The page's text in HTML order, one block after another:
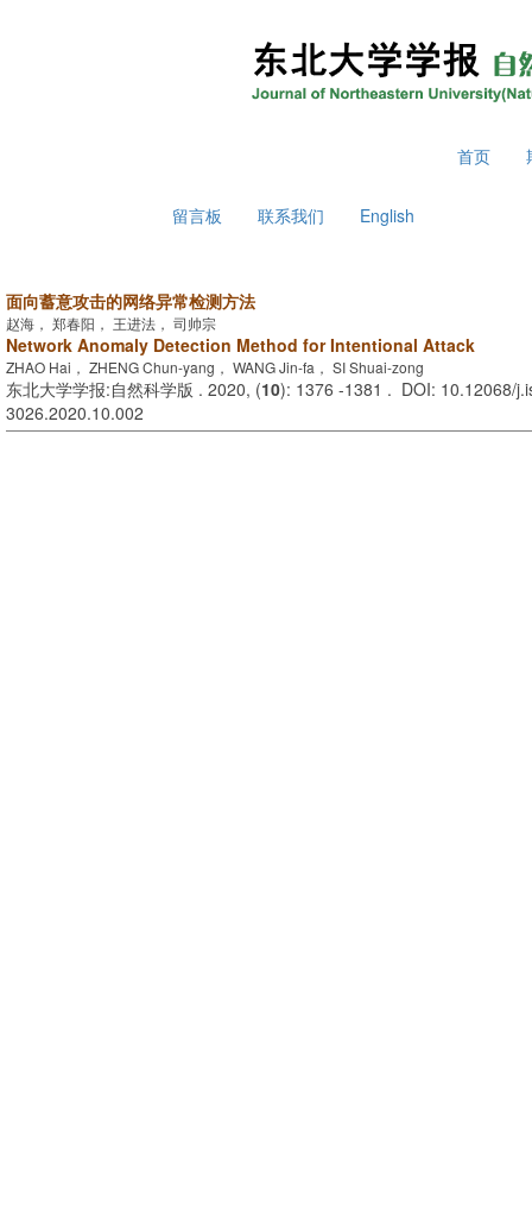
首页
留言板 联系我们 English
面向蓄意攻击的网络异常检测方法
赵海， 郑春阳， 王进法， 司帅宗
Network Anomaly Detection Method for Intentional Attack
ZHAO Hai， ZHENG Chun-yang， WANG Jin-fa， SI Shuai-zong
东北大学学报:自然科学版 . 2020, (10): 1376 -1381 . DOI: 10.12068/
3026.2020.10.002